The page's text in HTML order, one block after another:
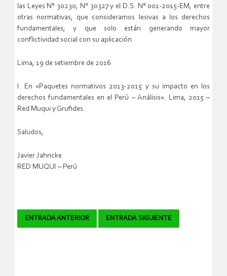
las Leyes N° 30230, N° 30327 y el D.S. N° 001-2015-EM, entre
otras normativas, que consideramos lesivas a los derechos
fundamentales, y que solo están generando mayor
conflictividad social con su aplicación.
Lima, 19 de setiembre de 2016
I. En «Paquetes normativos 2013-2015 y su impacto en los
derechos fundamentales en el Perú – Análisis». Lima, 2015 –
Red Muqui y Grufides.
Saludos,
Javier Jahncke
RED MUQUI – Perú
Navegador
ENTRADA ANTERIOR ENTRADA SIGUIENTE